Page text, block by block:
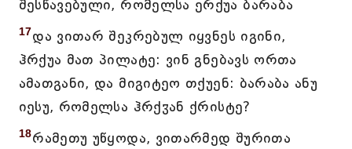
შესწავებული, რომელსა ერქუა ბარაბა
17და ვითარ შეკრებულ იყვნეს იგინი,
ჰრქუა მათ პილატე: ვინ გნებავს ორთა
ამათგანი, და მიგიტეო თქუენ: ბარაბა ანუ
იესუ, რომელსა ჰრქჳან ქრისტე?
18რამეთუ უწყოდა, ვითარმედ შურითა